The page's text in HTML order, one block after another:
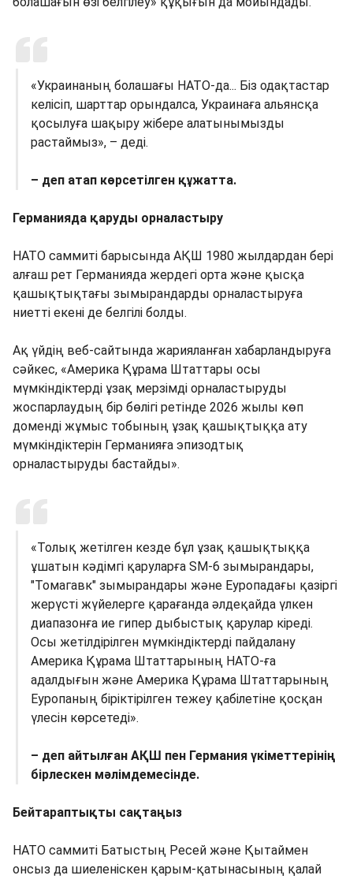
«Украинаның болашағы НАТО-да... Біз одақтастар
келісіп, шарттар орындалса, Украинаға альянсқа
қосылуға шақыру жібере алатынымызды
растаймыз», – деді.
– деп атап көрсетілген құжатта.
Германияда қаруды орналастыру
НАТО саммиті барысында АҚШ 1980 жылдардан бері
алғаш рет Германияда жердегі орта және қысқа
қашықтықтағы зымырандарды орналастыруға
ниетті екені де белгілі болды.
Ақ үйдің веб-сайтында жарияланған хабарландыруға
сәйкес, «Америка Құрама Штаттары осы
мүмкіндіктерді ұзақ мерзімді орналастыруды
жоспарлаудың бір бөлігі ретінде 2026 жылы көп
доменді жұмыс тобының ұзақ қашықтыққа ату
мүмкіндіктерін Германияға эпизодтық
орналастыруды бастайды».
«Толық жетілген кезде бұл ұзақ қашықтыққа
ұшатын кәдімгі қаруларға SM-6 зымырандары,
"Томагавк" зымырандары және Еуропадағы қазіргі
жерүсті жүйелерге қарағанда әлдеқайда үлкен
диапазонға ие гипер дыбыстық қарулар кіреді.
Осы жетілдірілген мүмкіндіктерді пайдалану
Америка Құрама Штаттарының НАТО-ға
адалдығын және Америка Құрама Штаттарының
Еуропаның біріктірілген тежеу ​​қабілетіне қосқан
үлесін көрсетеді».
– деп айтылған АҚШ пен Германия үкіметтерінің
бірлескен мәлімдемесінде.
Бейтараптықты сақтаңыз
НАТО саммиті Батыстың Ресей және Қытаймен
онсыз да шиеленіскен қарым-қатынасының қалай